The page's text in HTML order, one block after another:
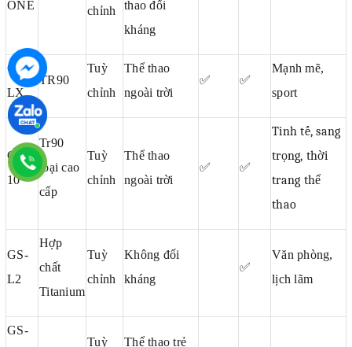
ONE
chỉnh
thao đối
kháng
GS-
LX
TR90
Tuỳ
chỉnh
Thể thao
ngoài trời
✅ ✅
Mạnh mẽ,
sport
GS-
10
Tr90
loại cao
cấp
Tuỳ
chỉnh
Thể thao
ngoài trời
✅ ✅
Tinh tế, sang
trọng, thời
trang thể
thao
GS-
L2
Hợp
chất
Titanium
Tuỳ
chỉnh
Không đối
kháng
✅
Văn phòng,
lịch lãm
GS-
Tuỳ
Thể thao trẻ